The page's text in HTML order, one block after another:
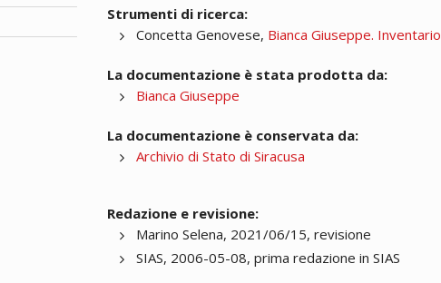
Strumenti di ricerca:
Concetta Genovese, Bianca Giuseppe. Inventario
La documentazione è stata prodotta da:
Bianca Giuseppe
La documentazione è conservata da:
Archivio di Stato di Siracusa
Redazione e revisione:
Marino Selena, 2021/06/15, revisione
SIAS, 2006-05-08, prima redazione in SIAS